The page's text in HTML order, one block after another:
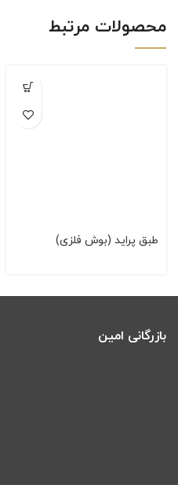
محصولات مرتبط
طبق پرايد (بوش فلزی)
بازرگانی امین